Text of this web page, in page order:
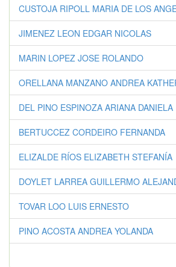
CUSTOJA RIPOLL MARIA DE LOS
JIMENEZ LEON EDGAR NICOLAS
MARIN LOPEZ JOSE ROLANDO
ORELLANA MANZANO ANDREA
DEL PINO ESPINOZA ARIANA DANIELA
BERTUCCEZ CORDEIRO FERNANDA
ELIZALDE RÍOS ELIZABETH STEFANÍA
DOYLET LARREA GUILLERMO
TOVAR LOO LUIS ERNESTO
PINO ACOSTA ANDREA YOLANDA